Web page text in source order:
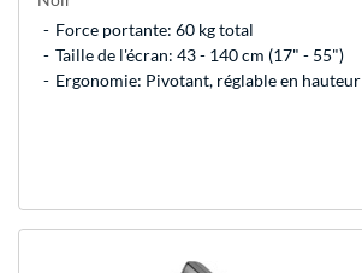
Force portante: 60 kg total
Taille de l'écran: 43 - 140 cm (17" - 55")
Ergonomie: Pivotant, réglable en hauteur